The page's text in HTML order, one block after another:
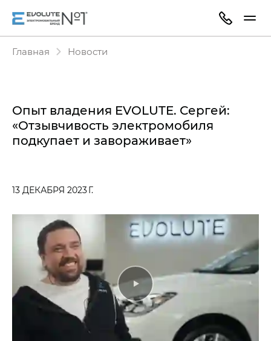
Главная Новости
Опыт владения EVOLUTE. Сергей:
«Отзывчивость электромобиля
подкупает и завораживает»
13 ДЕКАБРЯ 2023 Г.